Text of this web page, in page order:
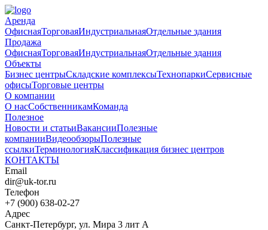
Аренда
ОфиснаяТорговаяИндустриальнаяОтдельные здания
Продажа
ОфиснаяТорговаяИндустриальнаяОтдельные здания
Объекты
Бизнес центрыСкладские комплексыТехнопаркиСервисные
офисыТорговые центры
О компании
О насСобственникамКоманда
Полезное
Новости и статьиВакансииПолезные
компанииВидеообзорыПолезные
ссылкиТерминологияКлассификация бизнес центров
КОНТАКТЫ
Email
dir@uk-tor.ru
Телефон
+7 (900) 638-02-27
Адрес
Санкт-Петербург, ул. Мира 3 лит А